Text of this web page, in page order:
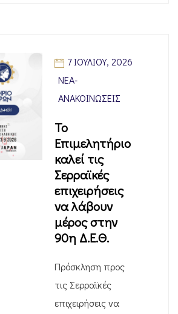
7 ΙΟΥΛΊΟΥ, 2026
ΝΈΑ-
ΑΝΑΚΟΙΝΏΣΕΙΣ
Το
Επιμελητήριο
καλεί τις
Σερραϊκές
επιχειρήσεις
να λάβουν
μέρος στην
90η Δ.Ε.Θ.
Πρόσκληση προς
τις Σερραϊκές
επιχειρήσεις να